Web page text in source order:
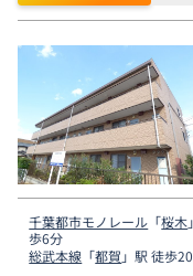
千葉都市モノレール 「桜木
歩6分
総武本線 「都賀 」駅 徒歩